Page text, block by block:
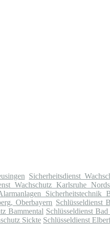
Sicherheitsdienst
Wachschutz Karlsruhe
Sicherheitstechnik
Oberbayern Schlüsseldienst
Bammental Schlüsseldienst
Sickte Schlüsseldienst